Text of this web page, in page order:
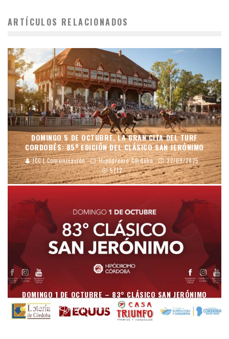
ARTÍCULOS RELACIONADOS
DOMINGO 5 DE OCTUBRE, LA GRAN CITA DEL TURF
CORDOBÉS: 85º EDICIÓN DEL CLÁSICO SAN JERÓNIMO
JCC | Comunicación Hipódromo Córdoba
22/09/2025
5712
DOMINGO 1 DE OCTUBRE – 83° CLÁSICO SAN JERÓNIMO
mraso Hipódromo Córdoba 15/09/2023 9023